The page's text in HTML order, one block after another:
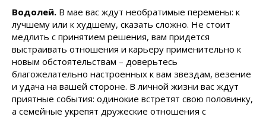
Водолей. В мае вас ждут необратимые перемены: к
лучшему или к худшему, сказать сложно. Не стоит
медлить с принятием решения, вам придется
выстраивать отношения и карьеру применительно к
новым обстоятельствам – доверьтесь
благожелательно настроенных к вам звездам, везение
и удача на вашей стороне. В личной жизни вас ждут
приятные события: одинокие встретят свою половинку,
а семейные укрепят дружеские отношения с